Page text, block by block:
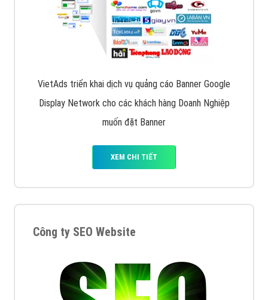
VietAds triển khai dịch vụ quảng cáo Banner Google
Display Network cho các khách hàng Doanh Nghiệp
muốn đặt Banner
XEM CHI TIẾT
Công ty SEO Website